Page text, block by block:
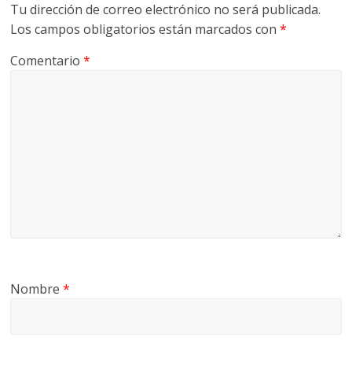
Tu dirección de correo electrónico no será publicada.
Los campos obligatorios están marcados con*
Comentario*
Nombre*